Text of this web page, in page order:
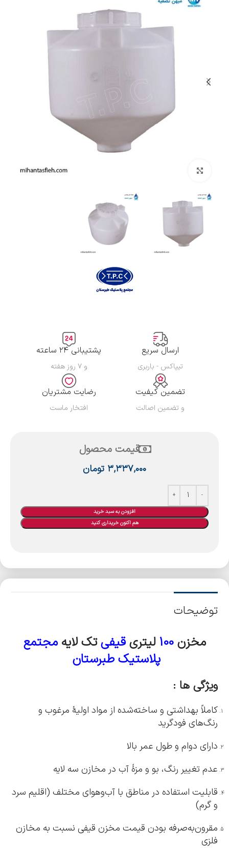
ارسال سریع
تیپاکس - باربری
پشتیبانی ۲۴ ساعته
و ۷ روز هفته
تضمین کیفیت
و تضمین اصالت
رضایت مشتریان
افتخار ماست
قیمت محصول
۳,۳۳۷,۰۰۰ تومان
افزودن به سبد خرید
هم اکنون خریداری کنید
توضیحات
مخزن100 لیتریقیفی تک لایهمجتمع
پلاستیک طبرستان
ویژگی ها :
کاملاً بهداشتی و ساخته‌شده از مواد اولیۀ مرغوب و
رنگ‌های فودگرید
دارای دوام و طول عمر بالا
عدم تغییر رنگ، بو و مزۀ آب در مخازن سه لایه
قابلیت استفاده در مناطق با آب‌وهوای مختلف (اقلیم سرد
و گرم)
مقرون‌به‌صرفه بودن قیمت مخزن قیفی نسبت به مخازن
فلزی